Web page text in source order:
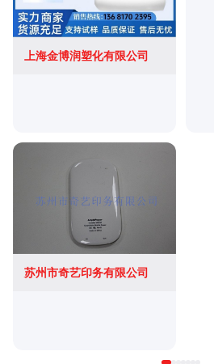
上海金博润塑化有限公司
苏州市奇艺印务有限公司